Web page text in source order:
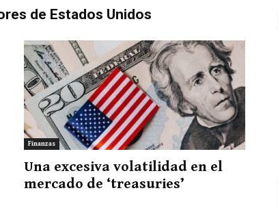
de Estados Unidos
Finanzas
Una excesiva volatilidad en el
mercado de ‘treasuries’